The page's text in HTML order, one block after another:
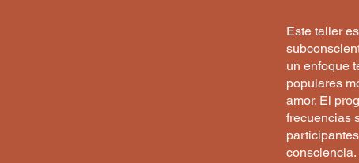
Este taller
un enfoque
populares
amor. El
frecuencias
consciencia.